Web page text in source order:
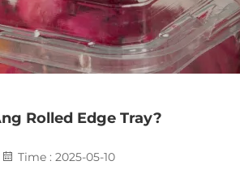
Rolled Edge Tray?
Time : 2025-05-10